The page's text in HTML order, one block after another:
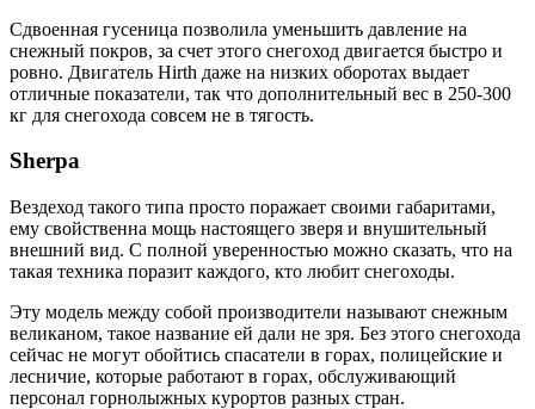
Сдвоенная гусеница позволила уменьшить давление на
снежный покров, за счет этого снегоход двигается быстро и
ровно. Двигатель Hirth даже на низких оборотах выдает
отличные показатели, так что дополнительный вес в 250-300
кг для снегохода совсем не в тягость.
Sherpa
Вездеход такого типа просто поражает своими габаритами,
ему свойственна мощь настоящего зверя и внушительный
внешний вид. С полной уверенностью можно сказать, что на
такая техника поразит каждого, кто любит снегоходы.
Эту модель между собой производители называют снежным
великаном, такое название ей дали не зря. Без этого снегохода
сейчас не могут обойтись спасатели в горах, полицейские и
лесничие, которые работают в горах, обслуживающий
персонал горнолыжных курортов разных стран.